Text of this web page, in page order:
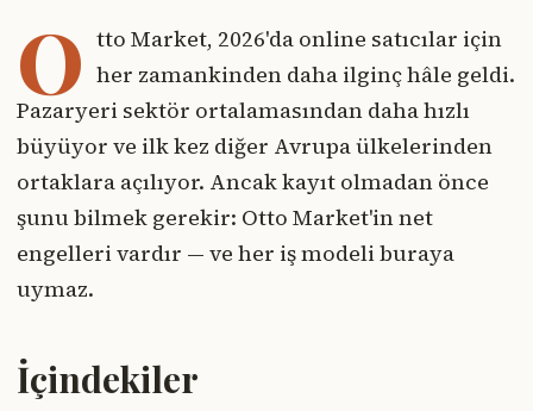
O tto Market, 2026'da online satıcılar için
her zamankinden daha ilginç hâle geldi.
Pazaryeri sektör ortalamasından daha hızlı
büyüyor ve ilk kez diğer Avrupa ülkelerinden
ortaklara açılıyor. Ancak kayıt olmadan önce
şunu bilmek gerekir: Otto Market'in net
engelleri vardır — ve her iş modeli buraya
uymaz.
İçindekiler